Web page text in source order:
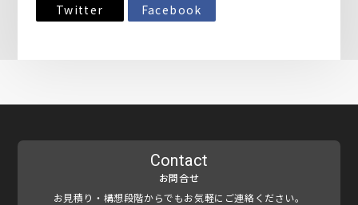
Twitter Facebook
Contact
お問合せ
お見積り・構想段階からでもお気軽にご連絡ください。